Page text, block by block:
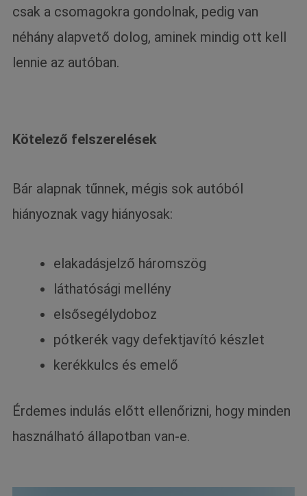
csak a csomagokra gondolnak, pedig van
néhány alapvető dolog, aminek mindig ott kell
lennie az autóban.
Kötelező felszerelések
Bár alapnak tűnnek, mégis sok autóból
hiányoznak vagy hiányosak:
elakadásjelző háromszög
láthatósági mellény
elsősegélydoboz
pótkerék vagy defektjavító készlet
kerékkulcs és emelő
Érdemes indulás előtt ellenőrizni, hogy minden
használható állapotban van-e.